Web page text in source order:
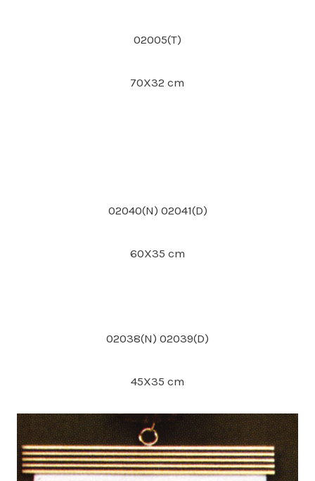
02005(T)
70X32 cm
02040(N) 02041(D)
60X35 cm
02038(N) 02039(D)
45X35 cm